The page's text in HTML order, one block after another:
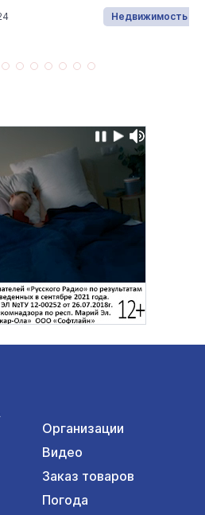
Недвижимость
Организации
Видео
Заказ товаров
Погода